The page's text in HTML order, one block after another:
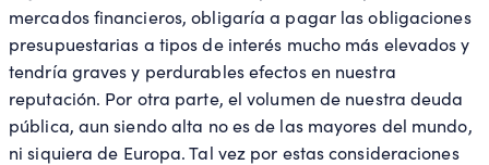
mercados financieros, obligaría a pagar las obligaciones
presupuestarias a tipos de interés mucho más elevados y
tendría graves y perdurables efectos en nuestra
reputación. Por otra parte, el volumen de nuestra deuda
pública, aun siendo alta no es de las mayores del mundo,
ni siquiera de Europa. Tal vez por estas consideraciones